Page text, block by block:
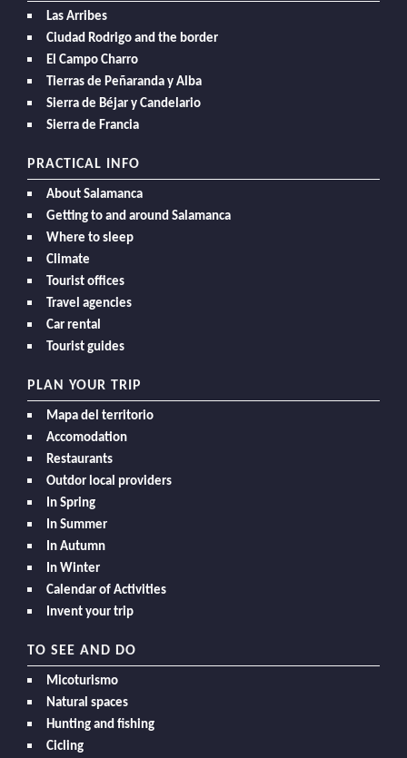
Las Arribes
Ciudad Rodrigo and the border
El Campo Charro
Tierras de Peñaranda y Alba
Sierra de Béjar y Candelario
Sierra de Francia
PRACTICAL INFO
About Salamanca
Getting to and around Salamanca
Where to sleep
Climate
Tourist offices
Travel agencies
Car rental
Tourist guides
PLAN YOUR TRIP
Mapa del territorio
Accomodation
Restaurants
Outdor local providers
In Spring
In Summer
In Autumn
In Winter
Calendar of Activities
Invent your trip
TO SEE AND DO
Micoturismo
Natural spaces
Hunting and fishing
Cicling